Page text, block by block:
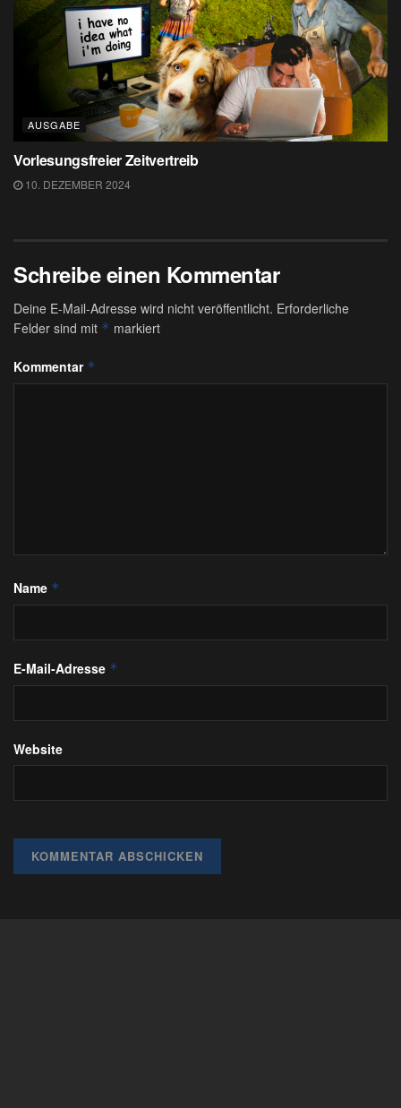
AUSGABE
Vorlesungsfreier Zeitvertreib
10. DEZEMBER 2024
Schreibe einen Kommentar
Deine E-Mail-Adresse wird nicht veröffentlicht. Erforderliche
Felder sind mit * markiert
Kommentar *
Name *
E-Mail-Adresse *
Website